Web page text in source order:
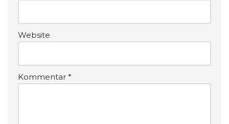
Website
Kommentar *